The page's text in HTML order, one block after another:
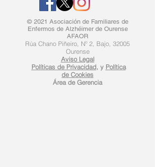
© 2021 Asociación de Familiares de
Enfermos de Alzhéimer de Ourense
AFAOR
Rúa Chano Piñeiro, Nº 2, Bajo, 32005
Ourense
Aviso Legal
Políticas de Privacidad, y Política
de Cookies
​Área de Gerencia